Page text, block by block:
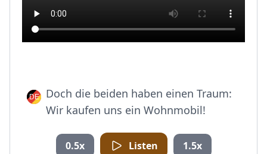
Doch die beiden haben einen Traum:
Wir kaufen uns ein Wohnmobil!
0.5x Listen 1.5x